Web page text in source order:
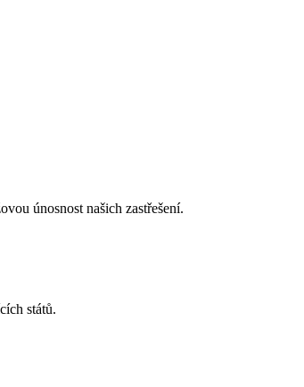
únosnost našich zastřešení.
států.